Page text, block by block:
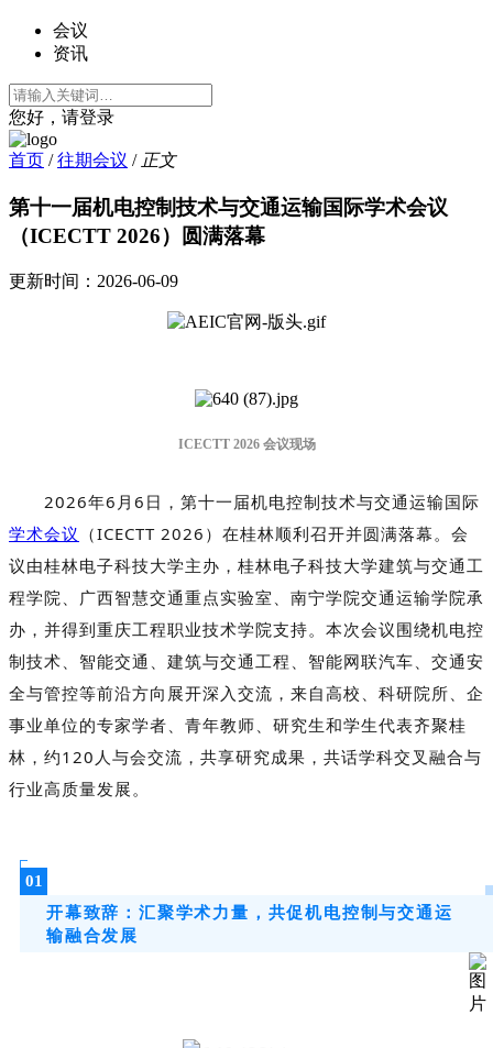
会议
资讯
您好，请登录
首页 / 往期会议 / 正文
第十一届机电控制技术与交通运输国际学术会议
（ICECTT 2026）圆满落幕
更新时间： 2026-06-09
ICECTT 2026 会议现场
2026年6月6日，第十一届机电控制技术与交通运输国际
学术会议 （ICECTT 2026 ）在桂林顺利召开并圆满落幕。会
议由桂林电子科技大学主办，桂林电子科技大学建筑与交通工
程学院、广西智慧交通重点实验室、南宁学院交通运输学院承
办，并得到重庆工程职业技术学院支持。本次会议围绕机电控
制技术、智能交通、建筑与交通工程、智能网联汽车、交通安
全与管控等前沿方向展开深入交流，来自高校、科研院所、企
事业单位的专家学者、青年教师、研究生和学生代表齐聚桂
林， 约120人与会交流， 共享研究成果，共话学科交叉融合与
行业高质量发展。
01
开幕致辞：汇聚学术力量，共促机电控制与交通运
输融合发展